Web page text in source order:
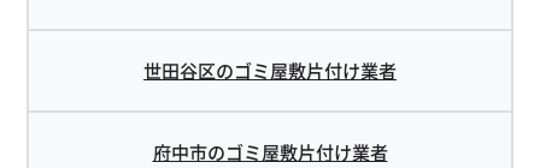
世田谷区のゴミ屋敷片付け業者
府中市のゴミ屋敷片付け業者